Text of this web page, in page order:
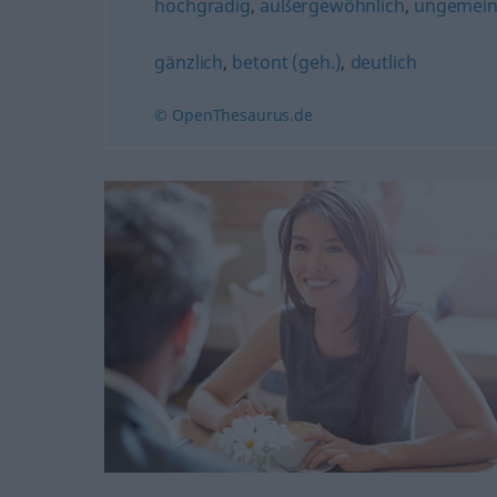
hochgradig, außergewöhnlich, ungemein
gänzlich, betont (geh.), deutlich
© OpenThesaurus.de